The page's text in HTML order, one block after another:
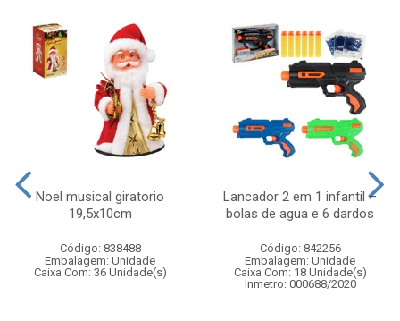
Noel musical giratorio
19,5x10cm
Código: 838488
Embalagem: Unidade
Caixa Com: 36 Unidade(s)
Lancador 2 em 1 infantil –
bolas de agua e 6 dardos
Código: 842256
Embalagem: Unidade
Caixa Com: 18 Unidade(s)
Inmetro: 000688/2020